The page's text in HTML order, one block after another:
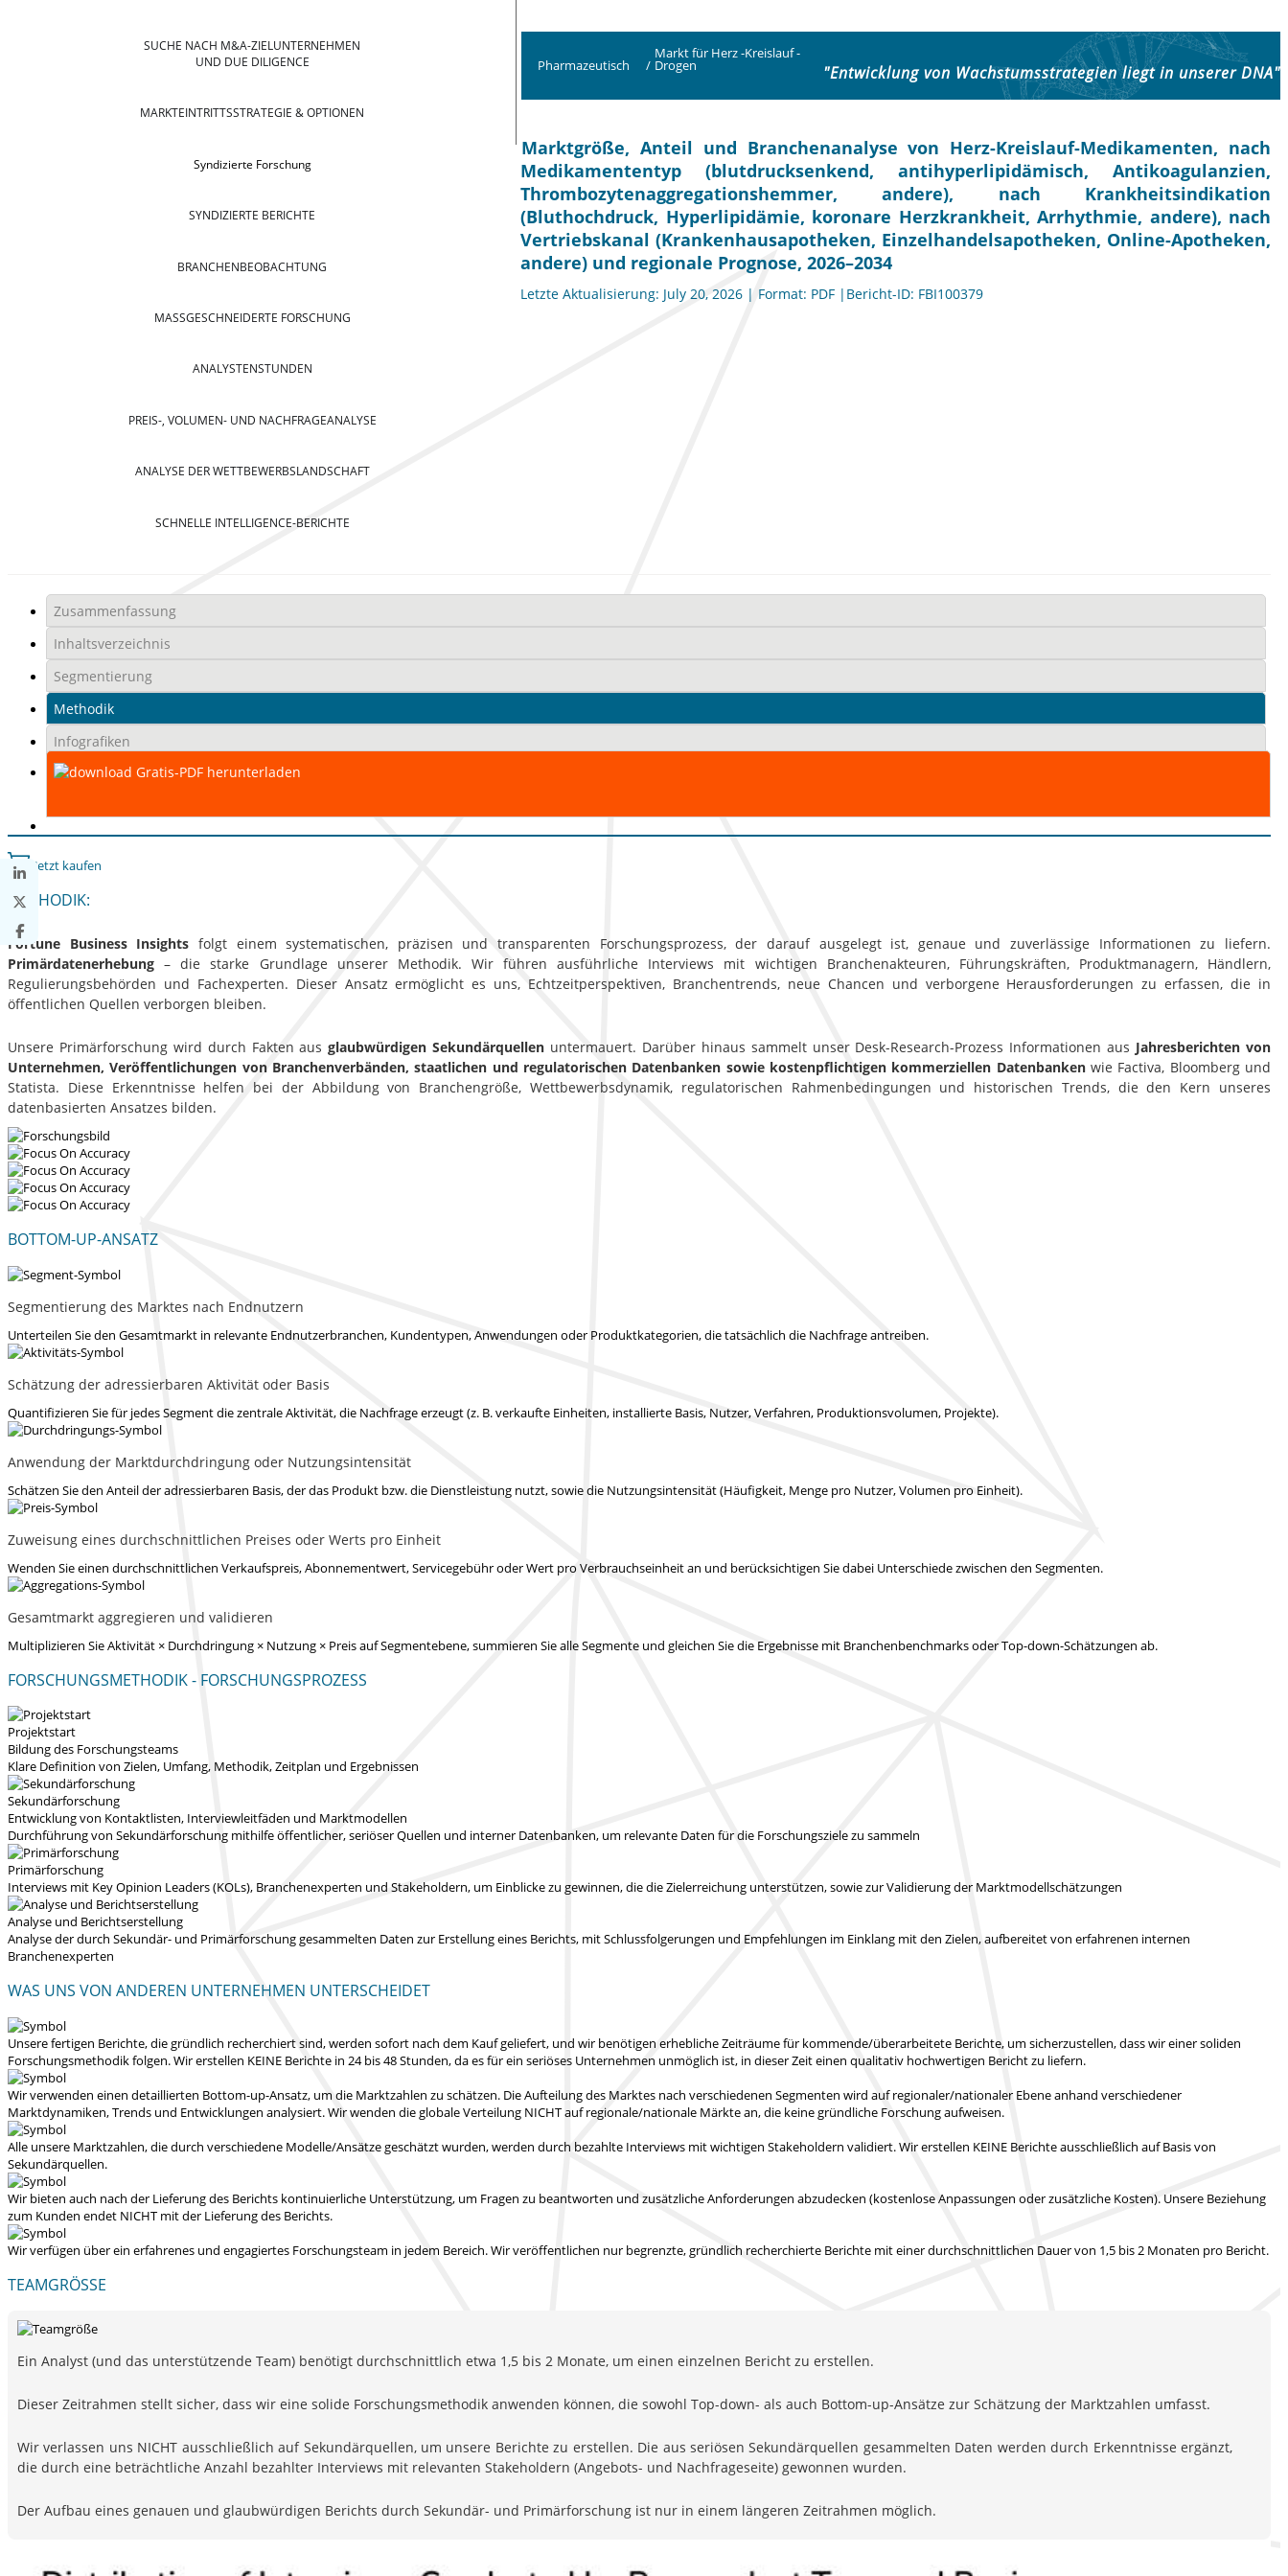
SUCHE NACH M&A-ZIELUNTERNEHMEN
UND DUE DILIGENCE
MARKTEINTRITTSSTRATEGIE & OPTIONEN
Syndizierte Forschung
SYNDIZIERTE BERICHTE
BRANCHENBEOBACHTUNG
MASSGESCHNEIDERTE FORSCHUNG
ANALYSTENSTUNDEN
PREIS-, VOLUMEN- UND NACHFRAGEANALYSE
ANALYSE DER WETTBEWERBSLANDSCHAFT
SCHNELLE INTELLIGENCE-BERICHTE
Pharmazeutisch /
Markt für Herz -Kreislauf -
Drogen "Entwicklung von Wachstumsstrategien liegt in unserer DNA"
Marktgröße, Anteil und Branchenanalyse von Herz-Kreislauf-Medikamenten, nach
Medikamententyp (blutdrucksenkend, antihyperlipidämisch, Antikoagulanzien,
Thrombozytenaggregationshemmer, andere), nach Krankheitsindikation
(Bluthochdruck, Hyperlipidämie, koronare Herzkrankheit, Arrhythmie, andere), nach
Vertriebskanal (Krankenhausapotheken, Einzelhandelsapotheken, Online-Apotheken,
andere) und regionale Prognose, 2026–2034
Letzte Aktualisierung: July 20, 2026 | Format: PDF |Bericht-ID: FBI100379
Zusammenfassung
Inhaltsverzeichnis
Segmentierung
Methodik
Infografiken
Gratis-PDF herunterladen
Jetzt kaufen
METHODIK:
Fortune Business Insights folgt einem systematischen, präzisen und transparenten Forschungsprozess, der darauf ausgelegt ist, genaue und zuverlässige Informationen zu liefern.
Primärdatenerhebung – die starke Grundlage unserer Methodik. Wir führen ausführliche Interviews mit wichtigen Branchenakteuren, Führungskräften, Produktmanagern, Händlern,
Regulierungsbehörden und Fachexperten. Dieser Ansatz ermöglicht es uns, Echtzeitperspektiven, Branchentrends, neue Chancen und verborgene Herausforderungen zu erfassen, die in
öffentlichen Quellen verborgen bleiben.
Unsere Primärforschung wird durch Fakten ausglaubwürdigen Sekundärquellen untermauert. Darüber hinaus sammelt unser Desk-Research-Prozess Informationen aus Jahresberichten von
Unternehmen, Veröffentlichungen von Branchenverbänden, staatlichen und regulatorischen Datenbanken sowie kostenpflichtigen kommerziellen Datenbankenwie Factiva, Bloomberg und
Statista. Diese Erkenntnisse helfen bei der Abbildung von Branchengröße, Wettbewerbsdynamik, regulatorischen Rahmenbedingungen und historischen Trends, die den Kern unseres
datenbasierten Ansatzes bilden.
BOTTOM-UP-ANSATZ
Segmentierung des Marktes nach Endnutzern
Unterteilen Sie den Gesamtmarkt in relevante Endnutzerbranchen, Kundentypen, Anwendungen oder Produktkategorien, die tatsächlich die Nachfrage antreiben.
Schätzung der adressierbaren Aktivität oder Basis
Quantifizieren Sie für jedes Segment die zentrale Aktivität, die Nachfrage erzeugt (z. B. verkaufte Einheiten, installierte Basis, Nutzer, Verfahren, Produktionsvolumen, Projekte).
Anwendung der Marktdurchdringung oder Nutzungsintensität
Schätzen Sie den Anteil der adressierbaren Basis, der das Produkt bzw. die Dienstleistung nutzt, sowie die Nutzungsintensität (Häufigkeit, Menge pro Nutzer, Volumen pro Einheit).
Zuweisung eines durchschnittlichen Preises oder Werts pro Einheit
Wenden Sie einen durchschnittlichen Verkaufspreis, Abonnementwert, Servicegebühr oder Wert pro Verbrauchseinheit an und berücksichtigen Sie dabei Unterschiede zwischen den Segmenten.
Gesamtmarkt aggregieren und validieren
Multiplizieren Sie Aktivität × Durchdringung × Nutzung × Preis auf Segmentebene, summieren Sie alle Segmente und gleichen Sie die Ergebnisse mit Branchenbenchmarks oder Top-down-Schätzungen ab.
FORSCHUNGSMETHODIK - FORSCHUNGSPROZESS
Projektstart
Bildung des Forschungsteams
Klare Definition von Zielen, Umfang, Methodik, Zeitplan und Ergebnissen
Sekundärforschung
Entwicklung von Kontaktlisten, Interviewleitfäden und Marktmodellen
Durchführung von Sekundärforschung mithilfe öffentlicher, seriöser Quellen und interner Datenbanken, um relevante Daten für die Forschungsziele zu sammeln
Primärforschung
Interviews mit Key Opinion Leaders (KOLs), Branchenexperten und Stakeholdern, um Einblicke zu gewinnen, die die Zielerreichung unterstützen, sowie zur Validierung der Marktmodellschätzungen
Analyse und Berichtserstellung
Analyse der durch Sekundär- und Primärforschung gesammelten Daten zur Erstellung eines Berichts, mit Schlussfolgerungen und Empfehlungen im Einklang mit den Zielen, aufbereitet von erfahrenen internen
Branchenexperten
WAS UNS VON ANDEREN UNTERNEHMEN UNTERSCHEIDET
Unsere fertigen Berichte, die gründlich recherchiert sind, werden sofort nach dem Kauf geliefert, und wir benötigen erhebliche Zeiträume für kommende/überarbeitete Berichte, um sicherzustellen, dass wir einer soliden
Forschungsmethodik folgen.Wir erstellen KEINE Berichte in 24 bis 48 Stunden, da es für ein seriöses Unternehmen unmöglich ist, in dieser Zeit einen qualitativ hochwertigen Bericht zu liefern.
Wir verwenden einen detaillierten Bottom-up-Ansatz, um die Marktzahlen zu schätzen. Die Aufteilung des Marktes nach verschiedenen Segmenten wird auf regionaler/nationaler Ebene anhand verschiedener
Marktdynamiken, Trends und Entwicklungen analysiert.Wir wenden die globale Verteilung NICHT auf regionale/nationale Märkte an, die keine gründliche Forschung aufweisen.
Alle unsere Marktzahlen, die durch verschiedene Modelle/Ansätze geschätzt wurden, werden durch bezahlte Interviews mit wichtigen Stakeholdern validiert.Wir erstellen KEINE Berichte ausschließlich auf Basis von
Sekundärquellen.
Wir bieten auch nach der Lieferung des Berichts kontinuierliche Unterstützung, um Fragen zu beantworten und zusätzliche Anforderungen abzudecken (kostenlose Anpassungen oder zusätzliche Kosten). Unsere Beziehung
zum Kunden endet NICHT mit der Lieferung des Berichts.
Wir verfügen über ein erfahrenes und engagiertes Forschungsteam in jedem Bereich. Wir veröffentlichen nur begrenzte, gründlich recherchierte Berichte miteiner durchschnittlichen Dauer von 1,5 bis 2 Monaten pro Bericht.
TEAMGRÖSSE
Ein Analyst (und das unterstützende Team) benötigt durchschnittlich etwa 1,5 bis 2 Monate, um einen einzelnen Bericht zu erstellen.
Dieser Zeitrahmen stellt sicher, dass wir eine solide Forschungsmethodik anwenden können, die sowohl Top-down- als auch Bottom-up-Ansätze zur Schätzung der Marktzahlen umfasst.
Wir verlassen uns NICHT ausschließlich auf Sekundärquellen, um unsere Berichte zu erstellen. Die aus seriösen Sekundärquellen gesammelten Daten werden durch Erkenntnisse ergänzt,
die durch eine beträchtliche Anzahl bezahlter Interviews mit relevanten Stakeholdern (Angebots- und Nachfrageseite) gewonnen wurden.
Der Aufbau eines genauen und glaubwürdigen Berichts durch Sekundär- und Primärforschung ist nur in einem längeren Zeitrahmen möglich.